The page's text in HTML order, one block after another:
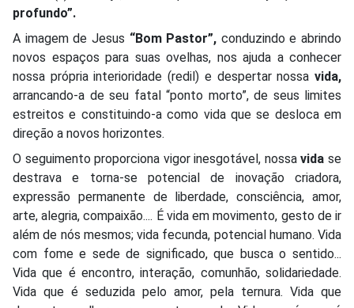
profundo”.
A imagem de Jesus “Bom Pastor”, conduzindo e abrindo
novos espaços para suas ovelhas, nos ajuda a conhecer
nossa própria interioridade (redil) e despertar nossa vida,
arrancando-a de seu fatal “ponto morto”, de seus limites
estreitos e constituindo-a como vida que se desloca em
direção a novos horizontes.
O seguimento proporciona vigor inesgotável, nossavida se
destrava e torna-se potencial de inovação criadora,
expressão permanente de liberdade, consciência, amor,
arte, alegria, compaixão.... É vida em movimento, gesto de ir
além de nós mesmos; vida fecunda, potencial humano. Vida
com fome e sede de significado, que busca o sentido...
Vida que é encontro, interação, comunhão, solidariedade.
Vida que é seduzida pelo amor, pela ternura. Vida que